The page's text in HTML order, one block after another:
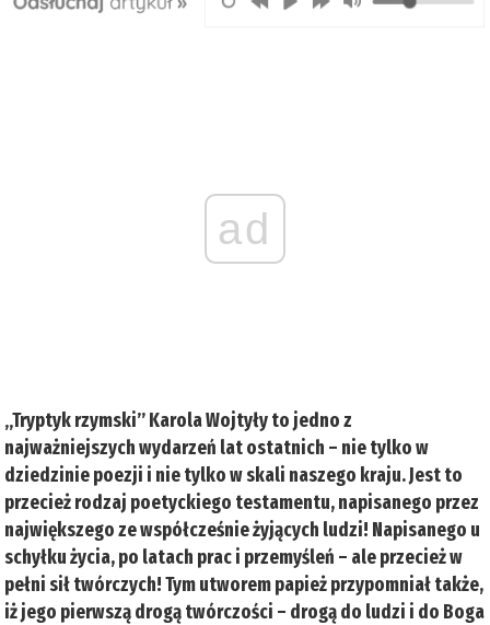
ad
„Tryptyk rzymski” Karola Wojtyły to jedno z
najważniejszych wydarzeń lat ostatnich – nie tylko w
dziedzinie poezji i nie tylko w skali naszego kraju. Jest to
przecież rodzaj poetyckiego testamentu, napisanego przez
największego ze współcześnie żyjących ludzi! Napisanego u
schyłku życia, po latach prac i przemyśleń – ale przecież w
pełni sił twórczych! Tym utworem papież przypomniał także,
iż jego pierwszą drogą twórczości – drogą do ludzi i do Boga